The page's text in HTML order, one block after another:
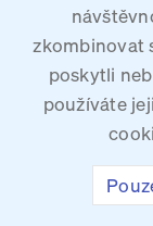
zkombinovat
poskytli
používáte